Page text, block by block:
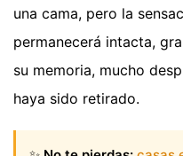
una cama, pero la
permanecerá intacta,
su memoria, mucho
haya sido retirado.